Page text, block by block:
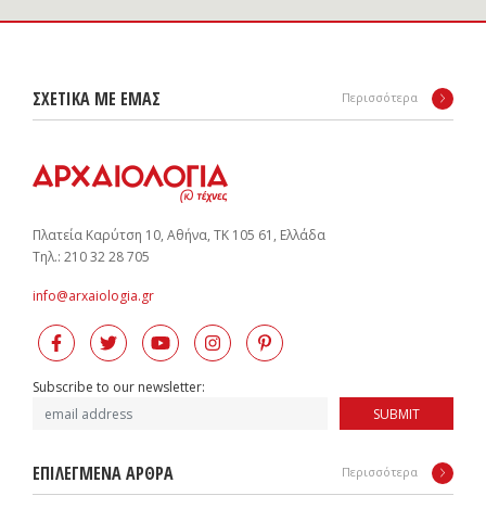
ΣΧΕΤΙΚΑ ΜΕ ΕΜΑΣ Περισσότερα
Πλατεία Καρύτση 10, Αθήνα, ΤΚ 105 61, Ελλάδα
Tηλ.: 210 32 28 705
info@arxaiologia.gr
Subscribe to our newsletter:
SUBMIT
ΕΠΙΛΕΓΜΕΝΑ ΑΡΘΡΑ Περισσότερα